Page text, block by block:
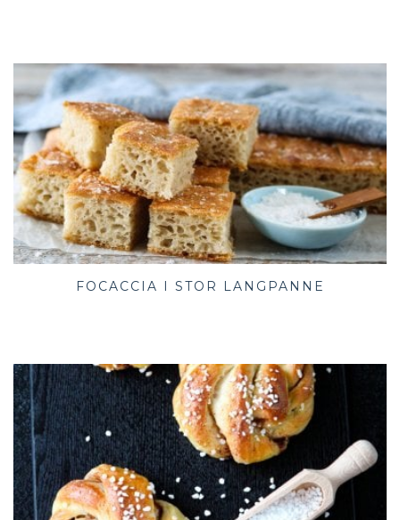
FOCACCIA I STOR LANGPANNE